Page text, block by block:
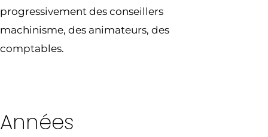
progressivement des conseillers
machinisme, des animateurs, des
comptables.
Années